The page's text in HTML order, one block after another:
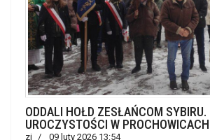
ODDALI HOŁD ZESŁAŃCOM SYBIRU.
UROCZYSTOŚCI W PROCHOWICACH
zj 09 luty 2026 13:54